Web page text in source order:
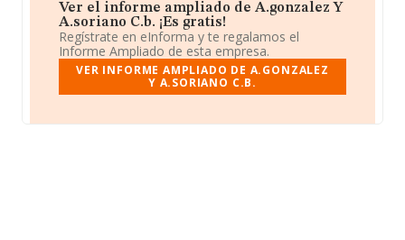
Ver el informe ampliado de A.gonzalez Y
A.soriano C.b. ¡Es gratis!
Regístrate en eInforma y te regalamos el
Informe Ampliado de esta empresa.
VER INFORME AMPLIADO DE A.GONZALEZ
Y A.SORIANO C.B.